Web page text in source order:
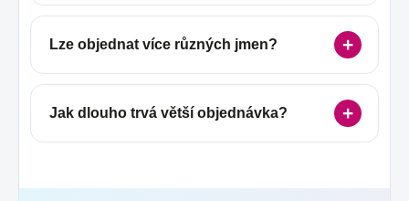
Lze objednat více různých jmen?
Jak dlouho trvá větší objednávka?